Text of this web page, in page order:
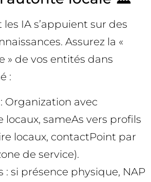
IA s’appuient sur des
Assurez la «
» de vos entités dans
:
Organization avec
sameAs vers profils
locaux, contactPoint par
de service).
: si présence physique, NAP